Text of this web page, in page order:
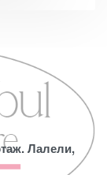
Лалели,